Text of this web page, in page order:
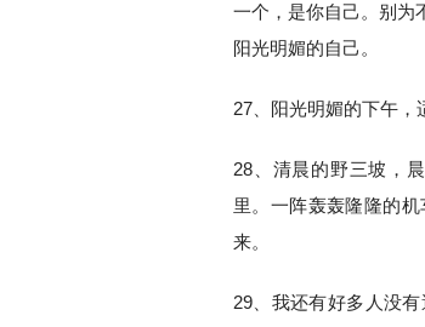
一个，是你自己。别为
阳光明媚的自己。
27、阳光明媚的下午，
28、清晨的野三坡，
里。一阵轰轰隆隆的
来。
29、我还有好多人没